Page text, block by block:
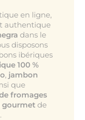
en ligne,
authentique
dans le
disposons
ibériques
100 %
, jambon
que
fromages
gourmet de